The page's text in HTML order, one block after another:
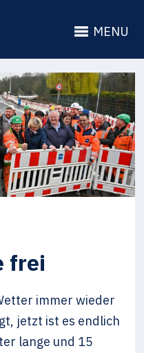
MENU
frei
immer wieder
jetzt ist es endlich
lange und 15